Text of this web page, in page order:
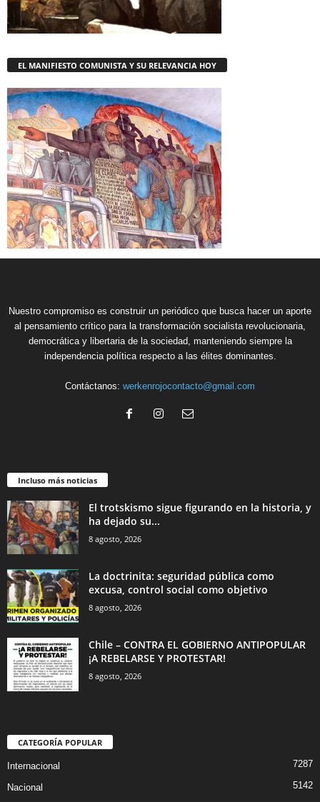
EL MANIFIESTO COMUNISTA Y SU RELEVANCIA HOY
Nuestro compromiso es construir un periódico que busca hacer un aporte
al pensamiento crítico para la transformación socialista revolucionaria,
democrática y libertaria de la sociedad, manteniendo siempre la
independencia política respecto a las élites dominantes.
Contáctanos: werkenrojocontacto@gmail.com
Incluso más noticias
El trotskismo sigue figurando en la historia, y
ha dejado su...
8 agosto, 2026
La doctrinita: seguridad pública como
excusa, control social como objetivo
8 agosto, 2026
Chile – CONTRA EL GOBIERNO ANTIPOPULAR
¡A REBELARSE Y PROTESTAR!
8 agosto, 2026
CATEGORÍA POPULAR
Internacional 7287
Nacional
5142